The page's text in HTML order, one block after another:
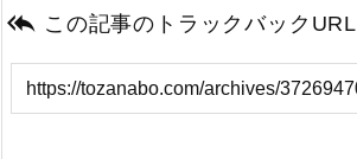
 この記事のトラックバックURL